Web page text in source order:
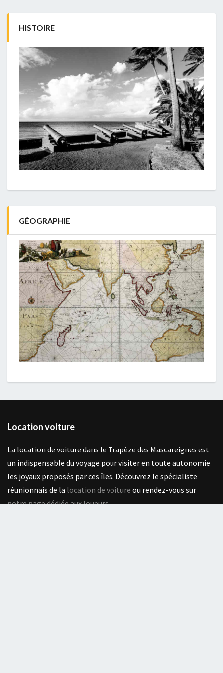
HISTOIRE
GÉOGRAPHIE
Location voiture
La location de voiture dans le Trapèze des Mascareignes est
un indispensable du voyage pour visiter en toute autonomie
les joyaux proposés par ces îles. Découvrez le spécialiste
réunionnais de la location de voiture ou rendez-vous sur
notre page dédiée aux loueurs.